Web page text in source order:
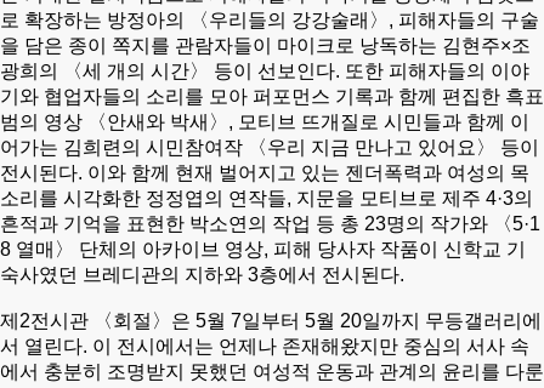
로 확장하는 방정아의 〈우리들의 강강술래〉, 피해자들의 구술
을 담은 종이 쪽지를 관람자들이 마이크로 낭독하는 김현주×조
광희의 〈세 개의 시간〉 등이 선보인다. 또한 피해자들의 이야
기와 협업자들의 소리를 모아 퍼포먼스 기록과 함께 편집한 흑표
범의 영상 〈안새와 박새〉, 모티브 뜨개질로 시민들과 함께 이
어가는 김희련의 시민참여작 〈우리 지금 만나고 있어요〉 등이
전시된다. 이와 함께 현재 벌어지고 있는 젠더폭력과 여성의 목
소리를 시각화한 정정엽의 연작들, 지문을 모티브로 제주 4·3의
흔적과 기억을 표현한 박소연의 작업 등 총 23명의 작가와 〈5·1
8 열매〉 단체의 아카이브 영상, 피해 당사자 작품이 신학교 기
숙사였던 브레디관의 지하와 3층에서 전시된다.
제2전시관 〈회절〉은 5월 7일부터 5월 20일까지 무등갤러리에
서 열린다. 이 전시에서는 언제나 존재해왔지만 중심의 서사 속
에서 충분히 조명받지 못했던 여성적 운동과 관계의 윤리를 다룬